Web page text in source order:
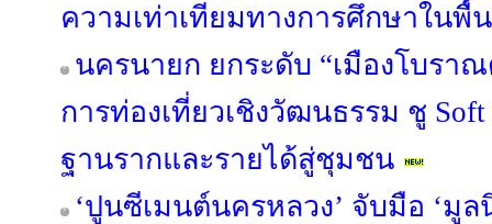
ความเท่าเทียมทางการศึกษาในพื้
นครนายก ยกระดับ “เมืองโบรา
การท่องเที่ยวเชิงวัฒนธรรม ชู Soft
ฐานรากและรายได้สู่ชุมชน
‘ปูนซีเมนต์นครหลวง’ จับมือ ‘มู